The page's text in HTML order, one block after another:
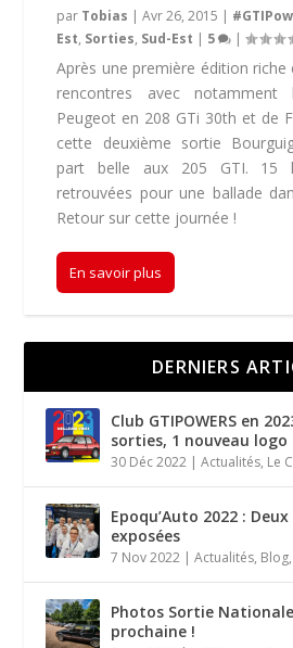
par Tobias |Avr 26, 2015 |
Est, Sorties, Sud-Est | 5 |
Après une première édition
rencontres avec
Peugeot en 208 GTi 30th et de
cette deuxième sortie
part belle aux 205 GTI. 15
retrouvées pour une ballade
Retour sur cette journée !
En savoir plus
DERNIERS
Club GTIPOWERS en
sorties, 1 nouveau logo
30 Déc 2022 |Actualités, Le
Epoqu’Auto 2022 :
exposées
7 Nov 2022 |Actualités, Blog,
Photos Sortie
prochaine !